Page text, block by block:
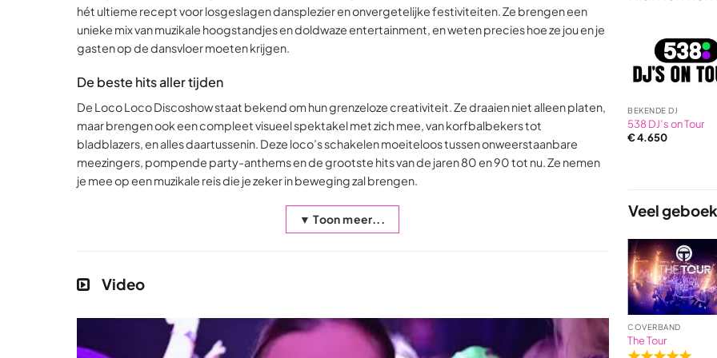
hét ultieme recept voor losgeslagen dansplezier en onvergetelijke festiviteiten. Ze brengen een
unieke mix van muzikale hoogstandjes en doldwaze entertainment, en weten precies hoe ze jou en je
gasten op de dansvloer moeten krijgen.
De beste hits aller tijden
De Loco Loco Discoshow staat bekend om hun grenzeloze creativiteit. Ze draaien niet alleen platen,
maar brengen ook een compleet visueel spektakel met zich mee, van korfbalbekers tot
bladblazers, en alles daartussenin. Deze loco’s schakelen moeiteloos tussen onweerstaanbare
meezingers, pompende party-anthems en de grootste hits van de jaren 80 en 90 tot nu. Ze nemen
je mee op een muzikale reis die je zeker in beweging zal brengen.
▼ Toon meer...
Video
BEKENDE DJ
538 DJ’s on Tour
€4.650
Veel
COVERBAND
The Tour
Let’s Groove
BEKENDE ZANGERES
Samantha Steenwijk
JAZZ ARTIEST
The Triplicats
BEKENDE ZANGERES
Trijntje Oosterhuis